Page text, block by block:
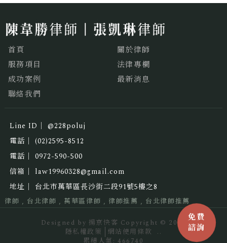
@228poluj
(02)2595-8512
0972-590-500
law19960328@gmail.com
台北市萬華區長沙街二段91號5樓之8
首頁
關於律師
服務項目
法律專欄
成功案例
最新消息
聯絡我們
律師 台北律師 萬華區律師 律師推薦 台北律師推薦
Designed by 揚京快客 Copyright © 2026
隱私權政策
網站使用條款
..
累積人氣: 466740